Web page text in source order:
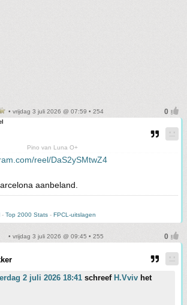
• vrijdag 3 juli 2026 @ 07:59 • 254
Pino van Luna O+
reel/DaS2ySMtwZ4
aanbeland.
- Top 2000 Stats - FPCL-uitslagen
• vrijdag 3 juli 2026 @ 09:45 • 255
2 juli 2026 18:41 schreef H.Vviv het